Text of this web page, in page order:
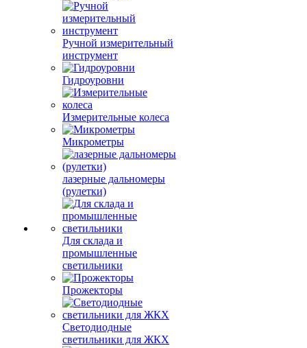
Ручной измерительный
инструмент
Гидроуровни
Измерительные колеса
Микрометры
лазерные дальномеры
(рулетки)
Для склада и
промышленные
светильники
Прожекторы
Светодиодные
светильники для ЖКХ